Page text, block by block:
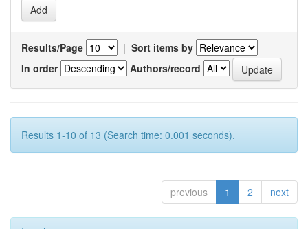
Results/Page | Sort items by
In order
Authors/record
Results 1-10 of 13 (Search time: 0.001 seconds).
previous 1 2 next